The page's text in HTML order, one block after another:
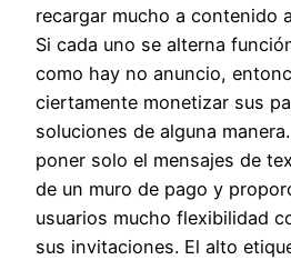
recargar mucho a contenido
Si cada uno se alterna
como hay no anuncio,
ciertamente monetizar sus
soluciones de alguna
poner solo el mensajes de
de un muro de pago y
usuarios mucho flexibilidad
sus invitaciones. El alto